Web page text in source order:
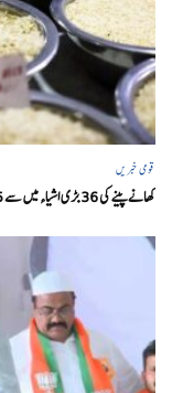
قومی خبریں
کھانے پینے کی 36 بڑی اشیاء میں سے 35 کی قیمتوں میں اضافہ